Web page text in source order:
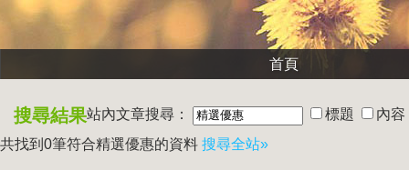
首頁
搜尋結果站內文章搜尋： 標題
內容
共找到0筆符合精選優惠的資料 搜尋全站»